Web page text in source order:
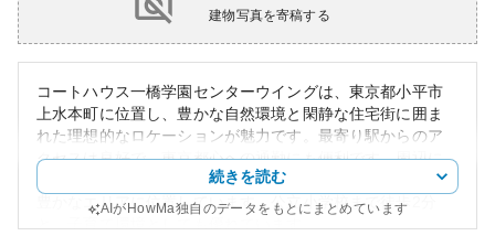
建物写真を寄稿する
コートハウス一橋学園センターウイングは、東京都小平市
上水本町に位置し、豊かな自然環境と閑静な住宅街に囲ま
れた理想的なロケーションが魅力です。最寄り駅からのア
クセスは良好で、東京都心への通勤にも便利です。周辺に
は戸建て住宅や低層マンションがゆったりと建ち並び、緑
豊かなエリアに位置しています。公立小学校まで徒歩2分
続きを読む
AIがHowMa独自のデータをもとにまとめています